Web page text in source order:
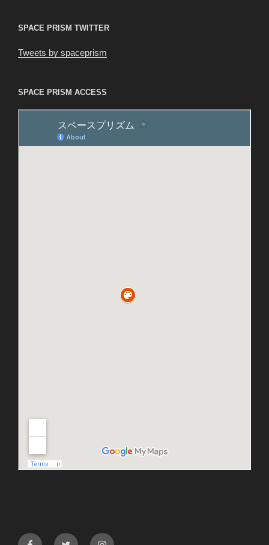
SPACE PRISM TWITTER
Tweets by spaceprism
SPACE PRISM ACCESS
facebooktwitter instagram